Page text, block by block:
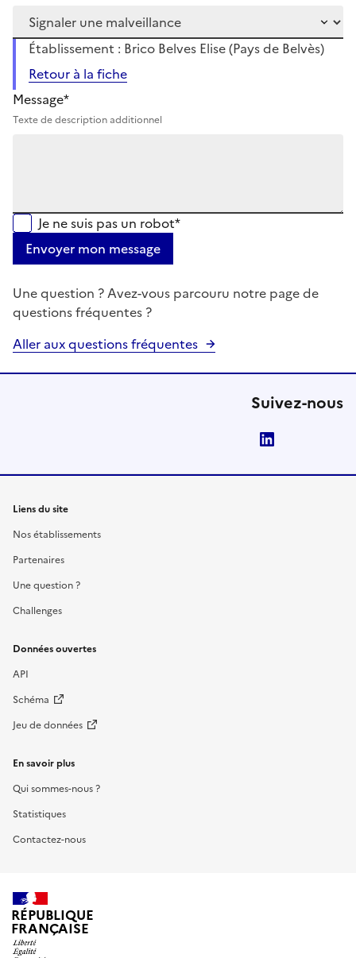
Établissement : Brico Belves Elise (Pays de Belvès)
Retour à la fiche
Message*
Texte de description additionnel
Je ne suis pas un robot*
Envoyer mon message
Une question ? Avez-vous parcouru notre page de
questions fréquentes ?
Aller aux questions fréquentes
Suivez-nous
Liens du site
Nos établissements
Partenaires
Une question ?
Challenges
Données ouvertes
API
Schéma
Jeu de données
En savoir plus
Qui sommes-nous ?
Statistiques
Contactez-nous
RÉPUBLIQUE
FRANÇAISE